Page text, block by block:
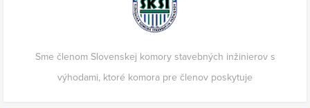
Sme členom Slovenskej komory stavebných inžinierov s
výhodami, ktoré komora pre členov poskytuje